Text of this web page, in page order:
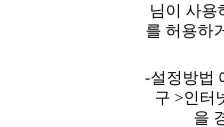
님이 사용
를 허용하
-설정방법
구 >인터
을